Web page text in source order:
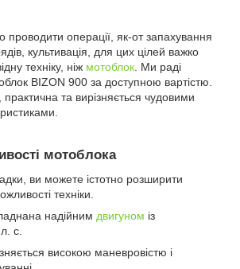
операції, як-от запахування
культивація, для цих цілей важко
техніку, ніж мотоблок . Ми раді
BIZON 900 за доступною вартістю.
та вирізняється чудовими
мотоблока
ви можете істотно розширити
техніки.
надійним двигуном із
с.
високою маневровістю і